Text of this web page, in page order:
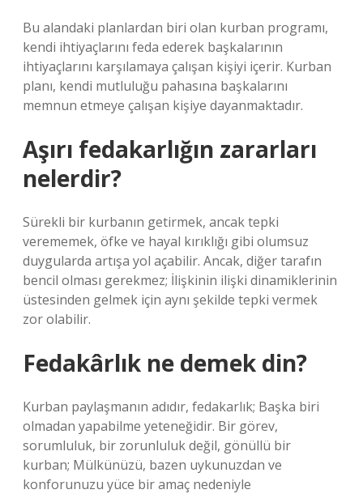
Bu alandaki planlardan biri olan kurban programı,
kendi ihtiyaçlarını feda ederek başkalarının
ihtiyaçlarını karşılamaya çalışan kişiyi içerir. Kurban
planı, kendi mutluluğu pahasına başkalarını
memnun etmeye çalışan kişiye dayanmaktadır.
Aşırı fedakarlığın zararları
nelerdir?
Sürekli bir kurbanın getirmek, ancak tepki
verememek, öfke ve hayal kırıklığı gibi olumsuz
duygularda artışa yol açabilir. Ancak, diğer tarafın
bencil olması gerekmez; İlişkinin ilişki dinamiklerinin
üstesinden gelmek için aynı şekilde tepki vermek
zor olabilir.
Fedakârlık ne demek din?
Kurban paylaşmanın adıdır, fedakarlık; Başka biri
olmadan yapabilme yeteneğidir. Bir görev,
sorumluluk, bir zorunluluk değil, gönüllü bir
kurban; Mülkünüzü, bazen uykunuzdan ve
konforunuzu yüce bir amaç nedeniyle